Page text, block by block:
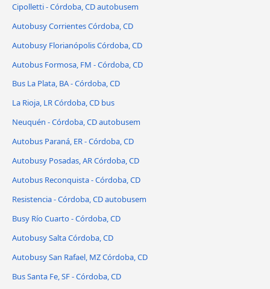
Cipolletti - Córdoba, CD autobusem
Autobusy Corrientes Córdoba, CD
Autobusy Florianópolis Córdoba, CD
Autobus Formosa, FM - Córdoba, CD
Bus La Plata, BA - Córdoba, CD
La Rioja, LR Córdoba, CD bus
Neuquén - Córdoba, CD autobusem
Autobus Paraná, ER - Córdoba, CD
Autobusy Posadas, AR Córdoba, CD
Autobus Reconquista - Córdoba, CD
Resistencia - Córdoba, CD autobusem
Busy Río Cuarto - Córdoba, CD
Autobusy Salta Córdoba, CD
Autobusy San Rafael, MZ Córdoba, CD
Bus Santa Fe, SF - Córdoba, CD